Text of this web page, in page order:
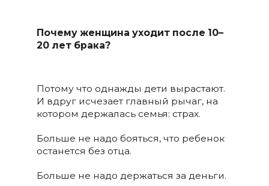
Почему женщина уходит после 10–
20 лет брака?
Потому что однажды дети вырастают.
И вдруг исчезает главный рычаг, на
котором держалась семья: страх.
Больше не надо бояться, что ребенок
останется без отца.
Больше не надо держаться за деньги.